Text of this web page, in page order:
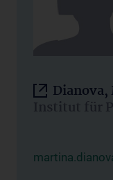
Institut für